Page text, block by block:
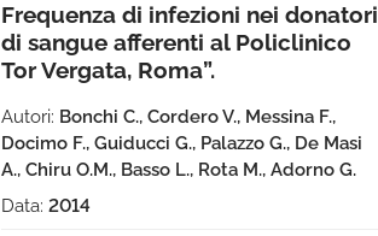
Frequenza di infezioni nei donatori
di sangue afferenti al Policlinico
Tor Vergata, Roma”.
Autori: Bonchi C., Cordero V., Messina F.,
Docimo F., Guiducci G., Palazzo G., De Masi
A., Chiru O.M., Basso L., Rota M., Adorno G.
Data: 2014